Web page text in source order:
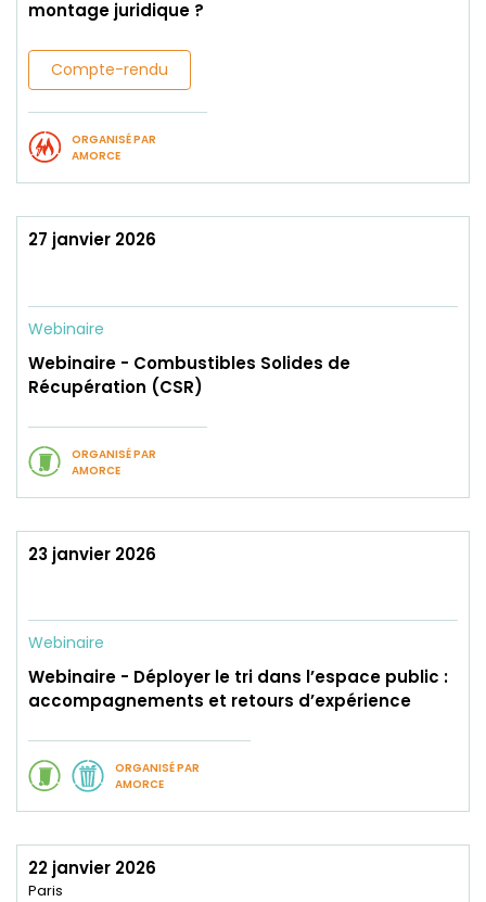
montage juridique ?
Compte-rendu
ORGANISÉ PAR
AMORCE
27 janvier 2026
Webinaire
Webinaire - Combustibles Solides de
Récupération (CSR)
ORGANISÉ PAR
AMORCE
23 janvier 2026
Webinaire
Webinaire - Déployer le tri dans l’espace public :
accompagnements et retours d’expérience
ORGANISÉ PAR
AMORCE
22 janvier 2026
Paris